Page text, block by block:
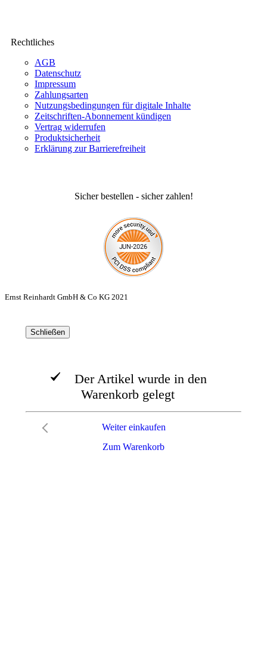
Rechtliches
AGB
Datenschutz
Impressum
Zahlungsarten
Nutzungsbedingungen für digitale Inhalte
Zeitschriften-Abonnement kündigen
Vertrag widerrufen
Produktsicherheit
Erklärung zur Barrierefreiheit
Sicher bestellen - sicher zahlen!
Ernst Reinhardt GmbH & Co KG 2021
Schließen
Der Artikel wurde in den
Warenkorb gelegt
Zum Warenkorb
Weiter einkaufen